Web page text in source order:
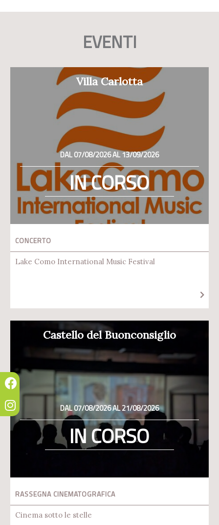
EVENTI
Villa Carlotta
DAL 07/08/2026 AL 13/09/2026
IN CORSO
CONCERTO
Lake Como International Music Festival
Castello del Buonconsiglio
DAL 07/08/2026 AL 21/08/2026
IN CORSO
RASSEGNA CINEMATOGRAFICA
Cinema sotto le stelle